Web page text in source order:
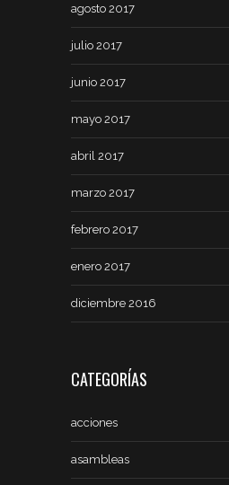
agosto 2017
julio 2017
junio 2017
mayo 2017
abril 2017
marzo 2017
febrero 2017
enero 2017
diciembre 2016
CATEGORÍAS
acciones
asambleas